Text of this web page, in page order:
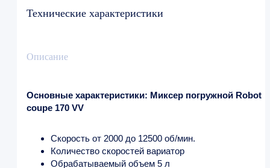
Технические характеристики
Описание
Основные характеристики: Миксер погружной Robot
coupe 170 VV
Скорость от 2000 до 12500 об/мин.
Количество скоростей вариатор
Обрабатываемый объем 5 л